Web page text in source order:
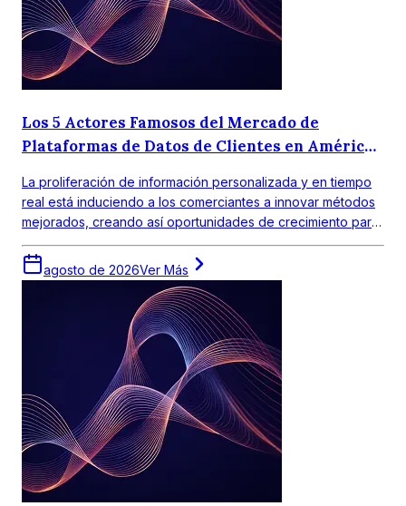
Los 5 Actores Famosos del Mercado de
Plataformas de Datos de Clientes en América
La proliferación de información personalizada y en tiempo
real está induciendo a los comerciantes a innovar métodos
mejorados, creando así oportunidades de crecimiento para
los principales actores de las plataformas de datos de
clientes.
agosto de 2026Ver Más